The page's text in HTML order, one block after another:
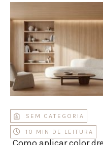
SEM CATEGORIA
10 MIN DE LEITURA